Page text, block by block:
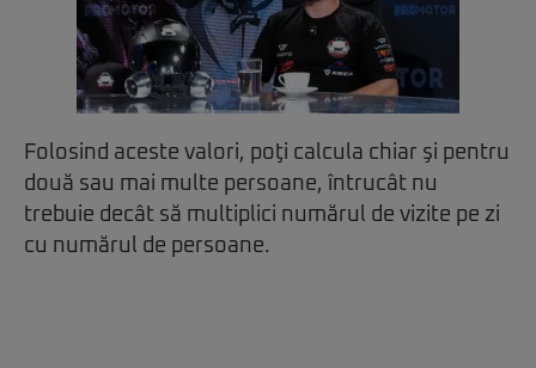
Folosind aceste valori, poţi calcula chiar şi pentru
două sau mai multe persoane, întrucât nu
trebuie decât să multiplici numărul de vizite pe zi
cu numărul de persoane.